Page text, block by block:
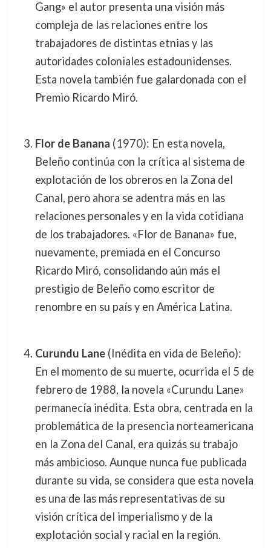
Gang» el autor presenta una visión más
compleja de las relaciones entre los
trabajadores de distintas etnias y las
autoridades coloniales estadounidenses.
Esta novela también fue galardonada con el
Premio Ricardo Miró.
Flor de Banana (1970): En esta novela,
Beleño continúa con la crítica al sistema de
explotación de los obreros en la Zona del
Canal, pero ahora se adentra más en las
relaciones personales y en la vida cotidiana
de los trabajadores. «Flor de Banana» fue,
nuevamente, premiada en el Concurso
Ricardo Miró, consolidando aún más el
prestigio de Beleño como escritor de
renombre en su país y en América Latina.
Curundu Lane(Inédita en vida de Beleño):
En el momento de su muerte, ocurrida el 5 de
febrero de 1988, la novela «Curundu Lane»
permanecía inédita. Esta obra, centrada en la
problemática de la presencia norteamericana
en la Zona del Canal, era quizás su trabajo
más ambicioso. Aunque nunca fue publicada
durante su vida, se considera que esta novela
es una de las más representativas de su
visión crítica del imperialismo y de la
explotación social y racial en la región.